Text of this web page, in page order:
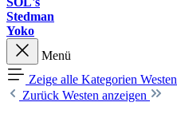
Stedman
Yoko
Menü
Zeige alle Kategorien Westen
Zurück Westen anzeigen